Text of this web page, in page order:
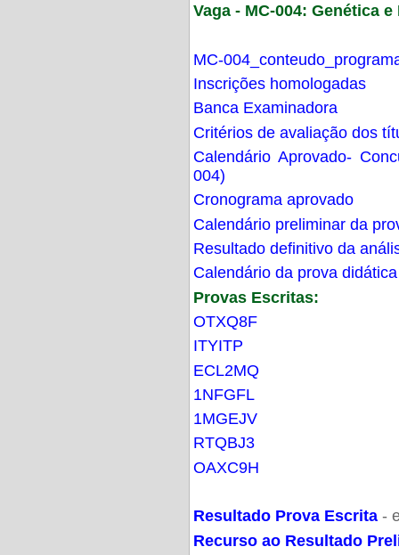
Vaga - MC-004: Genética
MC-
Inscrições homologadas
Banca Examinadora
Critérios de avaliação dos
Calendário Aprovado-
004)
Cronograma aprovado
Calendário preliminar da
Resultado definitivo da
Calendário da prova didática
Provas Escritas:
OTXQ8F
ITYITP
ECL2MQ
1NFGFL
1MGEJV
RTQBJ3
OAXC9H
Resultado Prova Escrita -
Recurso ao Resultado